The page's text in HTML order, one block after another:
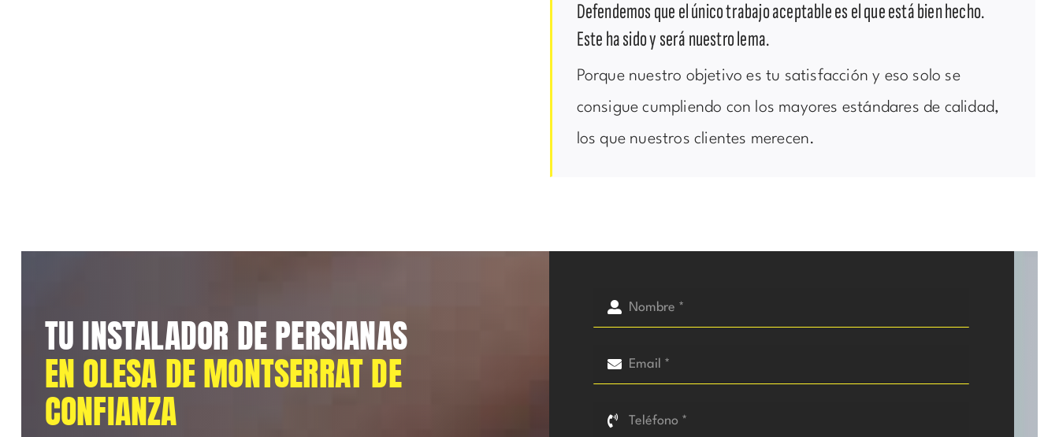
Defendemos que el único trabajo aceptable es el que está bien hecho.
Este ha sido y será nuestro lema.
Porque nuestro objetivo es tu satisfacción y eso solo se
consigue cumpliendo con los mayores estándares de calidad,
los que nuestros clientes merecen.
TU INSTALADOR DE PERSIANAS
EN OLESA DE MONTSERRAT DE
CONFIANZA